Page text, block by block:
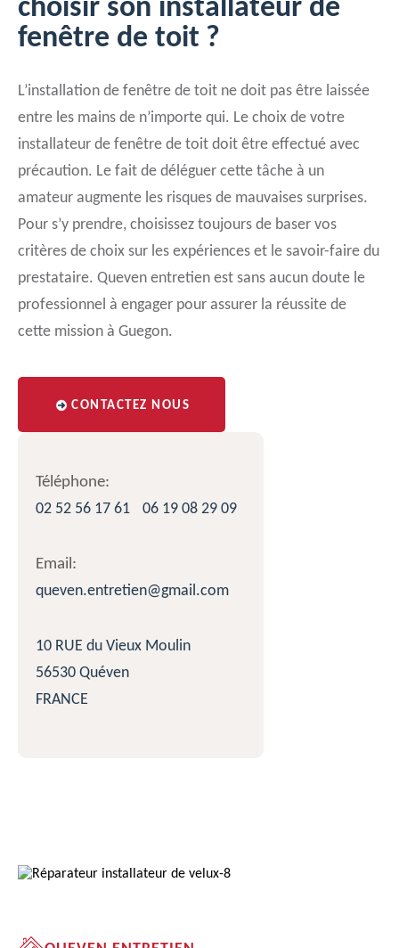
choisir son installateur de
fenêtre de toit ?
L’installation de fenêtre de toit ne doit pas être laissée
entre les mains de n’importe qui. Le choix de votre
installateur de fenêtre de toit doit être effectué avec
précaution. Le fait de déléguer cette tâche à un
amateur augmente les risques de mauvaises surprises.
Pour s’y prendre, choisissez toujours de baser vos
critères de choix sur les expériences et le savoir-faire du
prestataire. Queven entretien est sans aucun doute le
professionnel à engager pour assurer la réussite de
cette mission à Guegon.
CONTACTEZ NOUS
Téléphone:
02 52 56 17 61
06 19 08 29 09
Email:
queven.entretien@gmail.com
10 RUE du Vieux Moulin
56530 Quéven
FRANCE